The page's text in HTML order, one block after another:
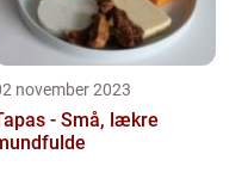
november 2023
- Små, lækre